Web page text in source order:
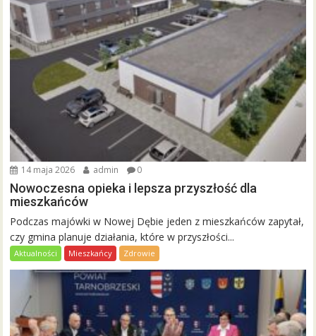
14 maja 2026 admin 0
Nowoczesna opieka i lepsza przyszłość dla
mieszkańców
Podczas majówki w Nowej Dębie jeden z mieszkańców zapytał,
czy gmina planuje działania, które w przyszłości...
Aktualności Mieszkańcy Zdrowie